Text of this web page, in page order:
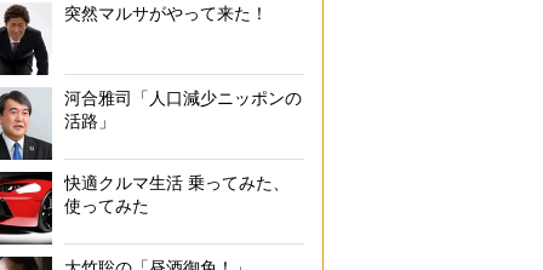
突然マルサがやって来た！
河合雅司「人口減少ニッポンの
活路」
快適クルマ生活 乗ってみた、
使ってみた